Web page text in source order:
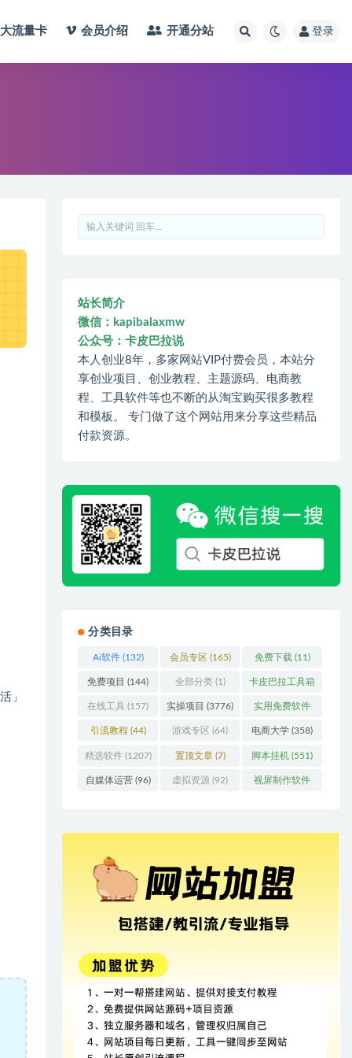
大流量卡 会员介绍 开通分站 登录
」
站长简介
微信：kapibalaxmw
公众号：卡皮巴拉说
本人创业8年，多家网站VIP付费会员，本站分
享创业项目、创业教程、主题源码、电商教
程、工具软件等也不断的从淘宝购买很多教程
和模板。 专门做了这个网站用来分享这些精品
付款资源。
分类目录
Ai软件(132) 会员专区 (165) 免费下载 (11)
免费项目 (144) 全部分类(1) 卡皮巴拉工具箱
(3)
在线工具 (157) 实操项目 (3776) 实用免费软件
(415)
引流教程 (44) 游戏专区 (64) 电商大学 (358)
精选软件(1207) 置顶文章(7) 脚本挂机 (551)
自媒体运营(96) 虚拟资源 (92) 视屏制作软件